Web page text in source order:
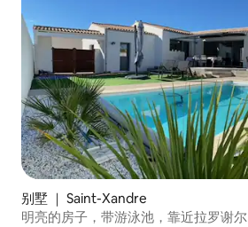
别墅 ｜ Saint-Xandre
明亮的房子，带游泳池，靠近拉罗谢尔